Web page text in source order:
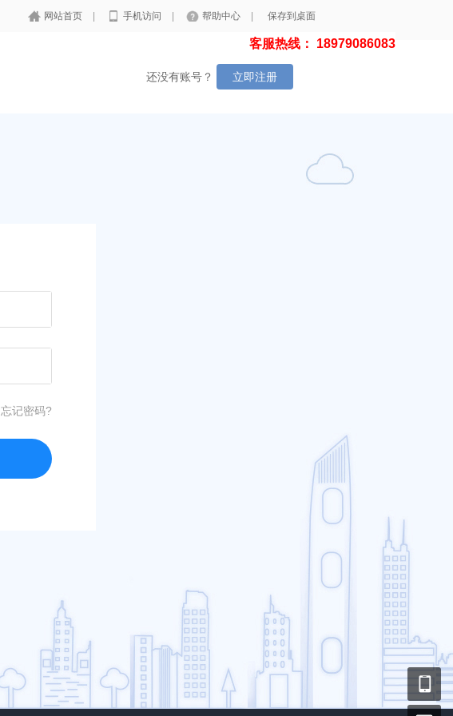
网站首页 手机访问 帮助中心 保存到桌面
客服热线： 18979086083
还没有账号？ 立即注册
忘记密码?